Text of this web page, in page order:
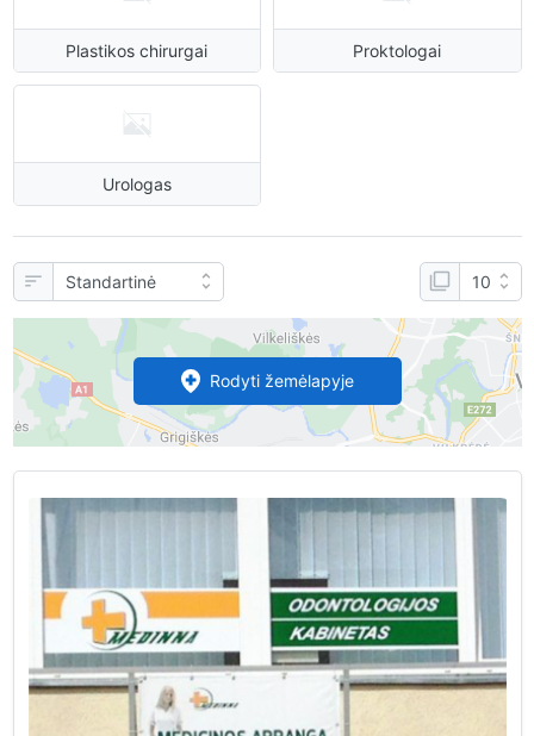
Plastikos chirurgai Proktologai
Urologas
Rodyti žemėlapyje